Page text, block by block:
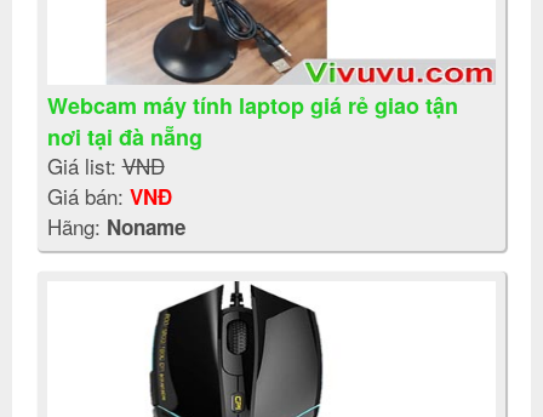
Webcam máy tính laptop giá rẻ giao tận
nơi tại đà nẵng
Giá list:VNĐ
Giá bán: VNĐ
Hãng: Noname